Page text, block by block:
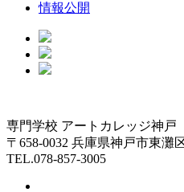
情報公開
専門学校 アートカレッジ神戸
〒658-0032 兵庫県神戸市東灘
TEL.078-857-3005